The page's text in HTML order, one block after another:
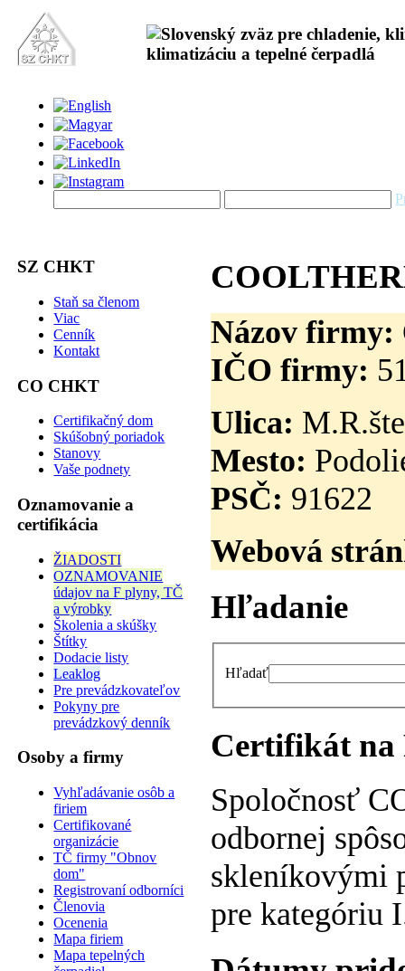
SZ CHKT
Staň sa členom
Viac
Cenník
Kontakt
CO CHKT
Certifikačný dom
Skúšobný poriadok
Stanovy
Vaše podnety
Oznamovanie a
certifikácia
ŽIADOSTI
OZNAMOVANIE
údajov na F plyny, TČ
a výrobky
Školenia a skúšky
Štítky
Dodacie listy
Leaklog
Pre prevádzkovateľov
Pokyny pre
prevádzkový denník
Osoby a firmy
Vyhľadávanie osôb a
firiem
Certifikované
organizácie
TČ firmy "Obnov
dom"
Registrovaní odborníci
Členovia
Ocenenia
Mapa firiem
Mapa tepelných
Názov firmy:
IČO firmy:
Ulica:
Mesto:
PSČ: 91622
Webová
Hľadanie
Hľadať
Certifikát na
Spoločnosť
odbornej
skleníkovými
pre kategóriu